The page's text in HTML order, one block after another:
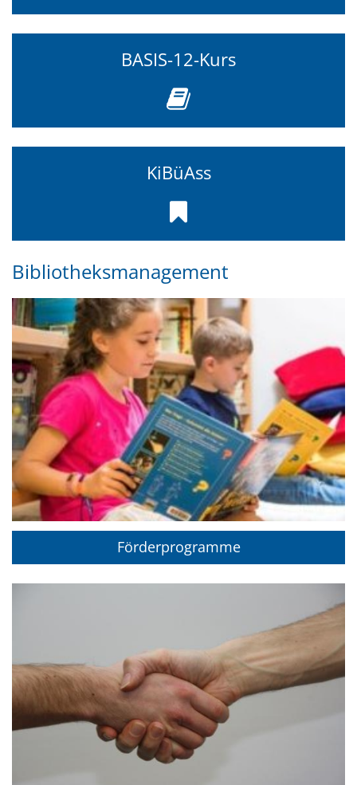
BASIS-12-Kurs
KiBüAss
Bibliotheksmanagement
Förderprogramme